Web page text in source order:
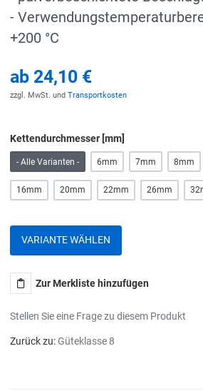
-
+200 °C
ab 24,10 €
zzgl. MwSt. und Transportkosten
Kettendurchmesser [mm]
- Alle Varianten - 6mm 7mm 8mm
16mm 20mm 22mm 26mm
VARIANTE WÄHLEN
Zur Merkliste hinzufügen
Stellen Sie eine Frage zu diesem Produkt
Zurück zu:Güteklasse 8